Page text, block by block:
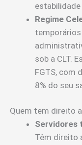
estabilidade
Regime
sob a CLT.
FGTS, com
8% do seu
Quem tem direito
Servidores
Têm direito